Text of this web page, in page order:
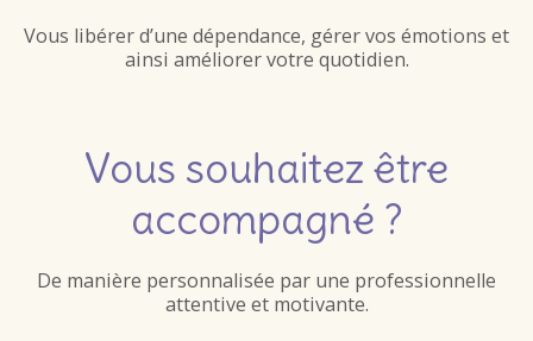
Vous libérer d’une dépendance, gérer vos émotions et
ainsi améliorer votre quotidien.
Vous souhaitez être
accompagné ?
De manière personnalisée par une professionnelle
attentive et motivante.